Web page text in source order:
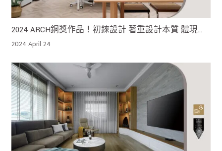
2024 ARCH銅獎作品！初錸設計 著重設計本質 體現返
璞歸真的純粹美好
2024 April 24